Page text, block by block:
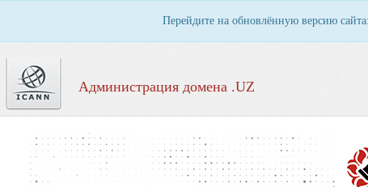
Перейдите на обновлённую версию сайта:
Администрация домена .UZ